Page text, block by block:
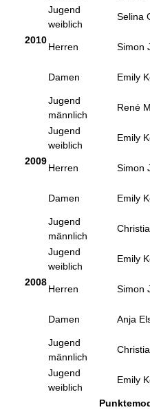
Jugend
weiblich
Selina
2010
Herren Simon
Damen Emily
Jugend
männlich
René
Jugend
weiblich
Emily
2009
Herren Simon
Damen Emily
Jugend
männlich
Jugend
weiblich
Emily
2008
Herren Simon
Damen Anja
Jugend
männlich
Jugend
weiblich
Emily